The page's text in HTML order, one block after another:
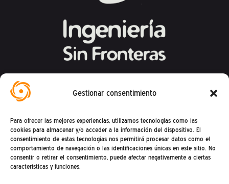
Gestionar consentimiento
Para ofrecer las mejores experiencias, utilizamos tecnologías como las
cookies para almacenar y/o acceder a la información del dispositivo. El
consentimiento de estas tecnologías nos permitirá procesar datos como el
comportamiento de navegación o las identificaciones únicas en este sitio. No
consentir o retirar el consentimiento, puede afectar negativamente a ciertas
características y funciones.
Federación Española de Ingeniería Sin
Calle Mandoni, 4 – 08004 Barcelona
CIF: G81469868
Teléfono (+34) : 93 302 27 53